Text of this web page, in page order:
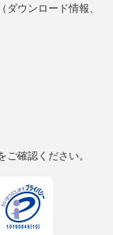
ウンロード情報、
ご確認ください。